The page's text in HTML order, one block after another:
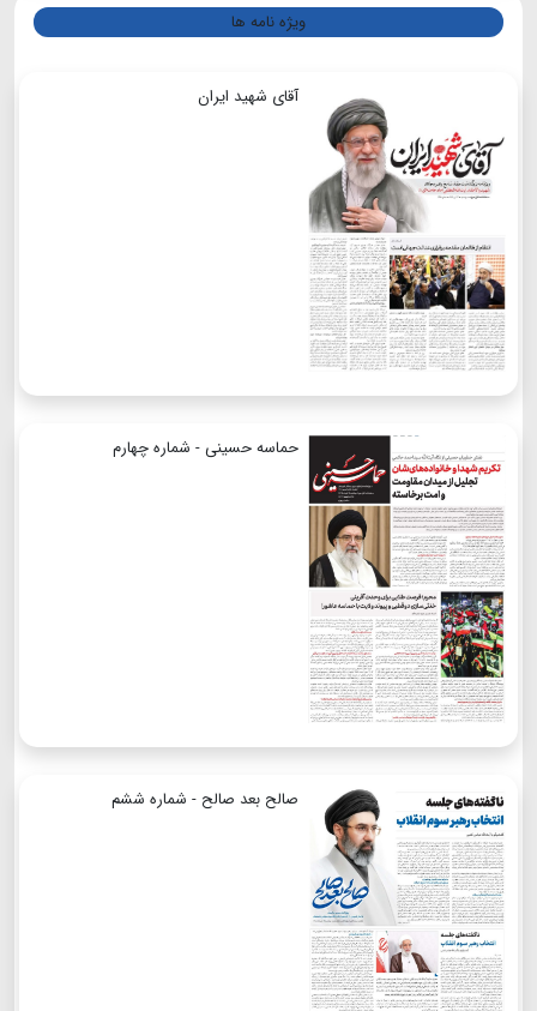
ویژه نامه ها
آقای شهید ایران
حماسه حسینی - شماره چهارم
صالح بعد صالح - شماره ششم